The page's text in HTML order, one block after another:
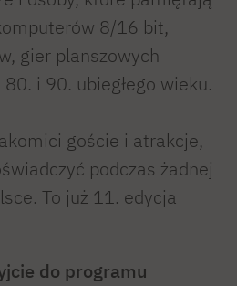
8/16 bit,
gier planszowych
i 90. ubiegłego wieku.
goście i atrakcje,
podczas żadnej
To już 11. edycja
do programu